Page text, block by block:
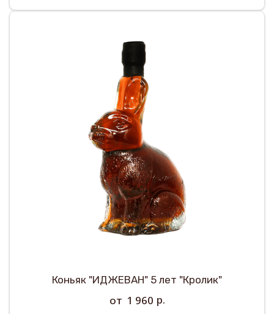
Коньяк "ИДЖЕВАН" 5 лет "Кролик"
1 960 р.